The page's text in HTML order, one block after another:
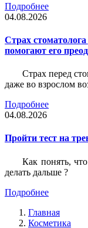
Подробнее
04.08.2026
Страх
помогают его
Страх перед
даже во взрослом
Подробнее
04.08.2026
Пройти тест на
Как понять,
делать дальше ?
Подробнее
Главная
Косметика